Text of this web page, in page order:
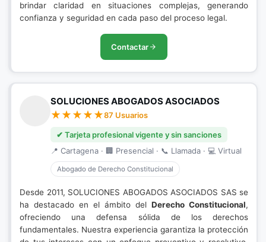
brindar claridad en situaciones complejas, generando
confianza y seguridad en cada paso del proceso legal.
Contactar
SOLUCIONES ABOGADOS ASOCIADOS
87 Usuarios
✔ Tarjeta profesional vigente y sin sanciones
📍 Cartagena · 🏢 Presencial · 📞 Llamada · 💻 Virtual
Abogado de Derecho Constitucional
Desde 2011, SOLUCIONES ABOGADOS ASOCIADOS SAS se
ha destacado en el ámbito del Derecho Constitucional,
ofreciendo una defensa sólida de los derechos
fundamentales. Nuestra experiencia garantiza la protección